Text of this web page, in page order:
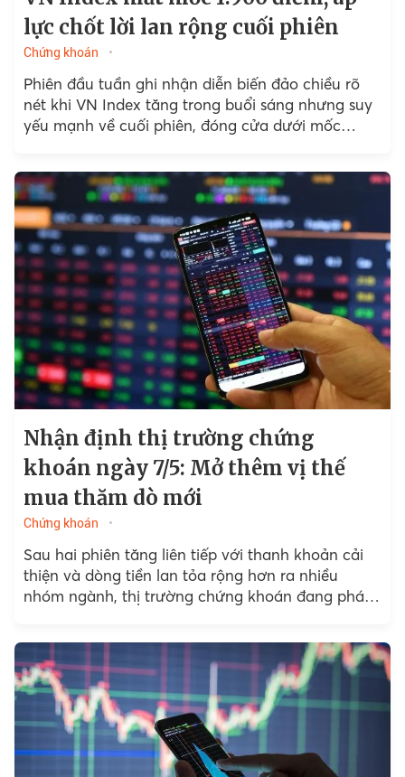
lực chốt lời lan rộng cuối phiên
Chứng khoán
Phiên đầu tuần ghi nhận diễn biến đảo chiều rõ
nét khi VN Index tăng trong buổi sáng nhưng suy
yếu mạnh về cuối phiên, đóng cửa dưới mốc
Nhận định thị trường chứng
khoán ngày 7/5: Mở thêm vị thế
mua thăm dò mới
Chứng khoán
Sau hai phiên tăng liên tiếp với thanh khoản cải
thiện và dòng tiền lan tỏa rộng hơn ra nhiều
nhóm ngành, thị trường chứng khoán đang phát